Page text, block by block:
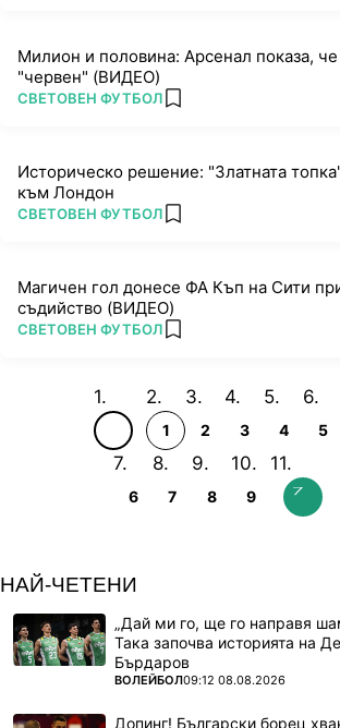
Милион и половина: Арсенал показа,
"червен" (ВИДЕО)
ПОВЕЧЕ ОТ
СВЕТОВЕН ФУТБОЛ add favorites
Историческо решение: "Златната
към Лондон
ПОВЕЧЕ ОТ
СВЕТОВЕН ФУТБОЛ add favorites
Магичен гол донесе ФА Къп на Сити
съдийство (ВИДЕО)
ПОВЕЧЕ ОТ
СВЕТОВЕН ФУТБОЛ add favorites
1 2 3 4 5
6 7 8 9
НАЙ-ЧЕТЕНИ
„Дай ми го, ще го направя
Така започва историята на
Бърдаров
ПОВЕЧЕ ОТ
ВОЛЕЙБОЛ09:12 08.08.2026
Допинг! Български борец